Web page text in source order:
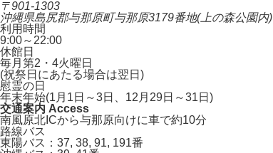
〒901-1303
沖縄県島尻郡与那原町与那原3179番地(上の森公園内)
利用時間
9:00～22:00
休館日
毎月第2・4火曜日
(祝祭日にあたる場合は翌日)
慰霊の日
年末年始(1月1日～3日、12月29日～31日)
交通案内 Access
南風原北ICから与那原向けに車で約10分
路線バス
東陽バス：37, 38, 91, 191番